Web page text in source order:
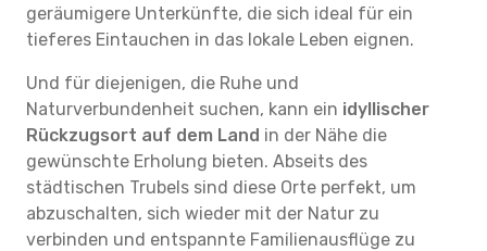
geräumigere Unterkünfte, die sich ideal für ein
tieferes Eintauchen in das lokale Leben eignen.
Und für diejenigen, die Ruhe und
Naturverbundenheit suchen, kann ein idyllischer
Rückzugsort auf dem Land in der Nähe die
gewünschte Erholung bieten. Abseits des
städtischen Trubels sind diese Orte perfekt, um
abzuschalten, sich wieder mit der Natur zu
verbinden und entspannte Familienausflüge zu